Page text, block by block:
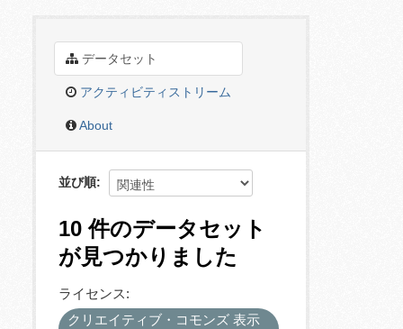
データセット
アクティビティストリーム
About
並び順
10 件のデータセット
が見つかりました
ライセンス:
クリエイティブ・コモンズ 表示